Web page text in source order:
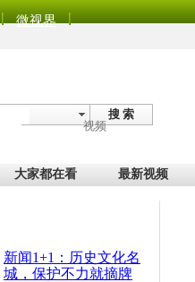
微视界
搜 索
视频
大家都在看 最新视频
新闻1+1：历史文化名
城，保护不力就摘牌